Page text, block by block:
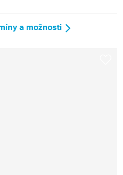
a možnosti